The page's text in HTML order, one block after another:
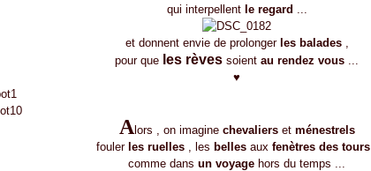
qui interpellent le regard ...
et donnent envie de prolonger les balades,
pour que les rèves soient au rendez vous ...
♥
Alors , on imagine chevalierset ménestrels
fouler les ruelles , les belles aux fenètres des tours
comme dans un voyage hors du temps ...